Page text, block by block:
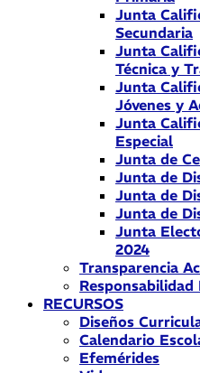
Junta
Secundaria
Junta
Técnica y
Junta
Jóvenes y
Junta
Especial
Junta de
Junta de
Junta de
Junta de
Junta
2024
Transparencia
Responsabilidad
RECURSOS
Diseños
Calendario
Efemérides